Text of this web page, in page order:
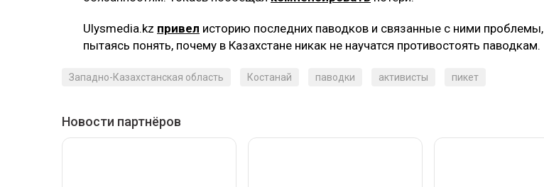
Ulysmedia.kz привел историю последних паводков и связанные с ними проблемы,
пытаясь понять, почему в Казахстане никак не научатся противостоять паводкам.
Западно-Казахстанская область Костанай паводки активисты пикет